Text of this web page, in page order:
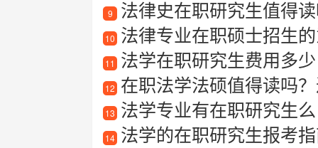
9 法律史在职研究生值得
10 法律专业在职硕士招生
11 法学在职研究生费用多少
12 在职法学法硕值得读吗？
13 法学专业有在职研究生么
14 法学的在职研究生报考